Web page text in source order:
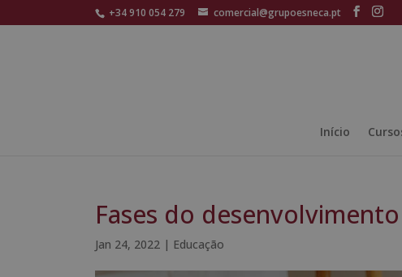
+34 910 054 279 comercial@grupoesneca.pt
Início
Fases do
Jan 24, 2022 | Educação